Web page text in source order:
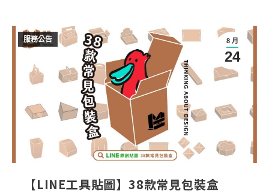
8 月
24
服務公告
【LINE工具貼圖】38款常見包裝盒